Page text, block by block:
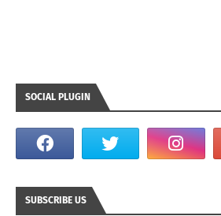
SOCIAL PLUGIN
SUBSCRIBE US